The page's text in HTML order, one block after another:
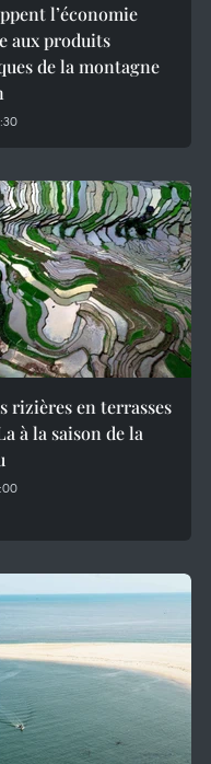
l’économie
aux produits
de la montagne
rizières en terrasses
à la saison de la